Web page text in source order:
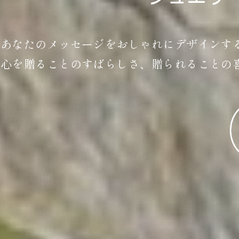
あなたのメッセージをおしゃれにデザインす
心を贈ることのすばらしさ、贈られることの
More